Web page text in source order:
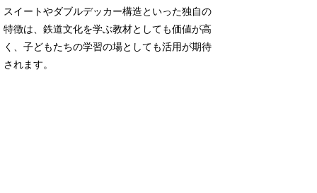
スイートやダブルデッカー構造といった独自の
特徴は、鉄道文化を学ぶ教材としても価値が高
く、子どもたちの学習の場としても活用が期待
されます。